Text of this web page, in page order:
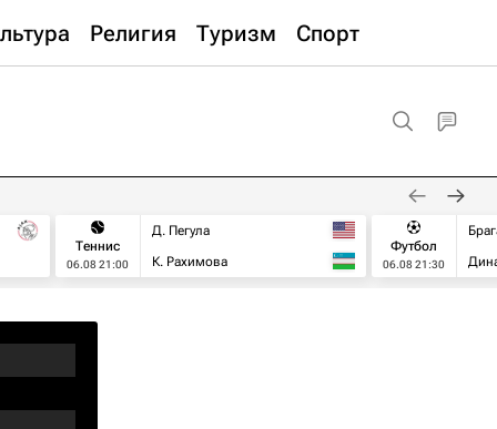
Религия Туризм Спорт
Теннис
06.08 21:00
Д. Пегула
К. Рахимова
Футбол
06.08 21:30